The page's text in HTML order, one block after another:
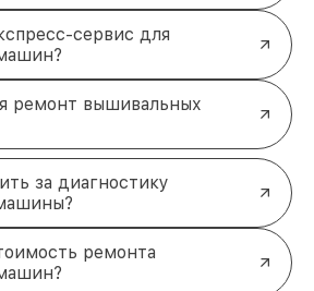
сервис для
ремонт вышивальных
за диагностику
ремонта